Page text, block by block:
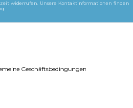
widerrufen. Unsere Kontaktinformationen finden
Geschäftsbedingungen